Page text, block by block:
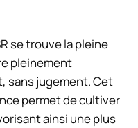
se trouve la pleine
pleinement
sans jugement. Cet
permet de cultiver
ainsi une plus